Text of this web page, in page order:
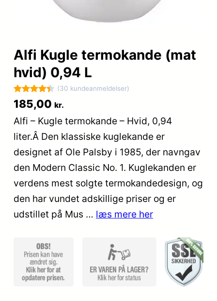
Alfi Kugle termokande (mat
hvid) 0,94 L
Bedømt
som4.4
ud af 5
baseret
på
30
kundebedø
mmelser
(30 kundeanmeldelser)
185,00 kr.
Alfi – Kugle termokande – Hvid, 0,94
liter.Â Den klassiske kuglekande er
designet af Ole Palsby i 1985, der navngav
den Modern Classic No. 1. Kuglekanden er
verdens mest solgte termokandedesign, og
den har vundet adskillige priser og er
udstillet på Mus … læs mere her